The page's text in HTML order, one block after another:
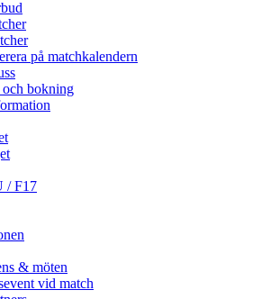
på matchkalendern
bokning
/ F17
& möten
vid match